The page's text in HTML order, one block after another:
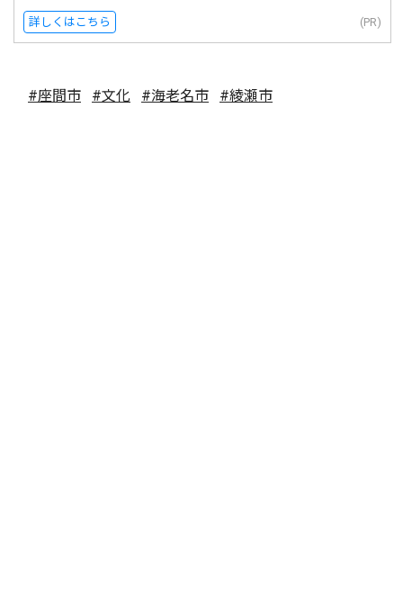
詳しくはこちら (PR)
#座間市 #文化 #海老名市 #綾瀬市